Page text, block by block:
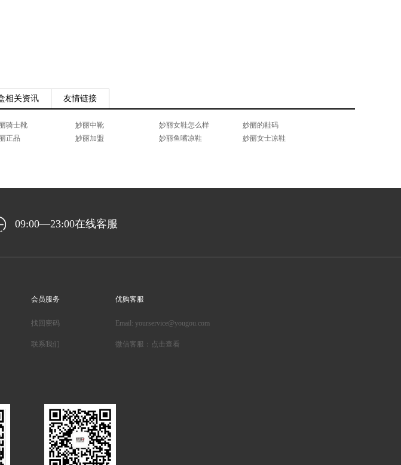
相关资讯 友情链接
骑士靴 妙丽中靴 妙丽女鞋怎么样
妙丽的鞋码
正品 妙丽加盟 妙丽鱼嘴凉鞋
妙丽女士凉鞋
09:00—23:00在线客服
会员服务
找回密码
联系我们
优购客服
Email: yourservice@yougou.com
微信客服：点击查看